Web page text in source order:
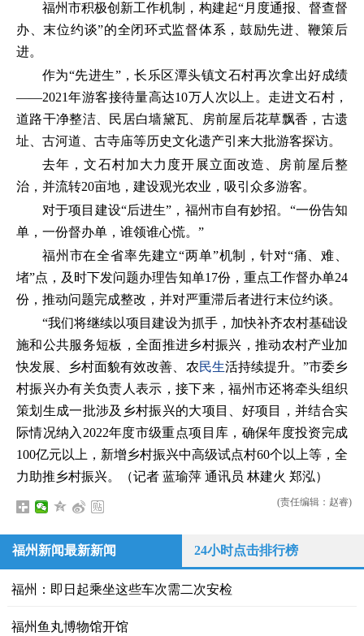
福州市积极创新工作机制，构建起“月度通报、督查督
办、末位约谈”的全闭环式监督体系，鼓励先进、鞭策后
进。
作为“先进生”，长乐区潭头镇文石村再次拿出好成绩
——2021年游客接待量高达10万人次以上。走进文石村，
道路干净整洁、民居白墙黛瓦、房前屋后花草飘香，古遗
址、古河道、古寺庙等历史文化遗产引来大批游客探访。
去年，文石村加大力度开展立面改造、房前屋后整
治，并流转20亩地，建设观光农业，吸引众多游客。
对于项目建设“后进生”，福州市自有妙招。“一份告知
单，一份督办单，谁领谁心慌。”
福州市在全省率先建立“两单”机制，针对“痛、难、
堵”点，及时下发问题办理告知单17份，重点工作督办单24
份，推动问题完成整改，并对严重滞后者进行末位约谈。
“我们将继续以项目建设为抓手，加快补齐农村基础设
施和公共服务短板，全面推进乡村振兴，推动农村产业加
快发展、乡村面貌有效改善、农民生活持续提升。”市委乡
村振兴办有关负责人表示，接下来，福州市还将牵头组织
策划生成一批涉及乡村振兴的大项目、好项目，并结合实
际情况纳入2022年度市级重点项目库，确保年度投资完成
100亿元以上，新增乡村振兴中高级试点村60个以上等，全
力助推乡村振兴。（记者 蓝瑜萍 通讯员 林建火 郑泓）
(责任编辑：赵睿)
福州新闻最新新闻 24小时点击排行榜
福州：即日起乘坐这些车次需二次安检
福州鱼丸博物馆开馆